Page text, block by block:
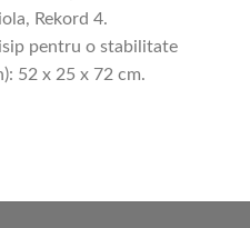
Rekord 4.
pentru o stabilitate
52 x 25 x 72 cm.